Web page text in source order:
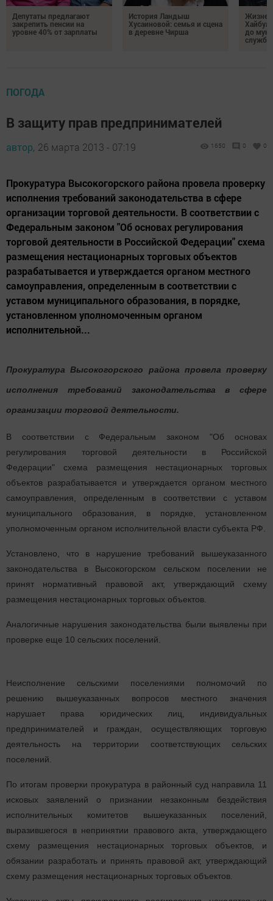
Депутаты предлагают
закрепить пенсии на
уровне 40% от зарплаты
История Ландыш
Хусаиновой: семья и сцена
в деревне Чирша
до
службы
ПОГОДА
В защиту прав предпринимателей
автор, 26 марта 2013 - 07:19 1650 0 0
Прокуратура Высокогорского района провела проверку
исполнения требований законодательства в сфере
организации торговой деятельности. В соответствии с
Федеральным законом "Об основах регулирования
торговой деятельности в Российской Федерации" схема
размещения нестационарных торговых объектов
разрабатывается и утверждается органом местного
самоуправления, определенным в соответствии с
уставом муниципального образования, в порядке,
установленном уполномоченным органом
исполнительной...
Прокуратура Высокогорского района провела проверку
исполнения требований законодательства в сфере
организации торговой деятельности.
В соответствии с Федеральным законом "Об основах
регулирования торговой деятельности в Российской
Федерации" схема размещения нестационарных торговых
объектов разрабатывается и утверждается органом местного
самоуправления, определенным в соответствии с уставом
муниципального образования, в порядке, установленном
уполномоченным органом исполнительной власти субъекта РФ.
Установлено, что в нарушение требований вышеуказанного
законодательства в Высокогорском сельском поселении не
принят нормативный правовой акт, утверждающий схему
размещения нестационарных торговых объектов.
Аналогичные нарушения законодательства были выявлены при
проверке еще 10 сельских поселений.
Неисполнение сельскими поселениями полномочий по
решению вышеуказанных вопросов местного значения
нарушает права юридических лиц, индивидуальных
предпринимателей и граждан, осуществляющих торговую
деятельность на территории соответствующих сельских
поселений.
По итогам проверки прокуратура в районный суд направила 11
исковых заявлений о признании незаконным бездействия
исполнительных комитетов вышеуказанных поселений,
выразившегося в непринятии правового акта, утверждающего
схему размещения нестационарных торговых объектов, и
обязании разработать и принять правовой акт, утверждающий
схему размещения нестационарных торговых объектов.